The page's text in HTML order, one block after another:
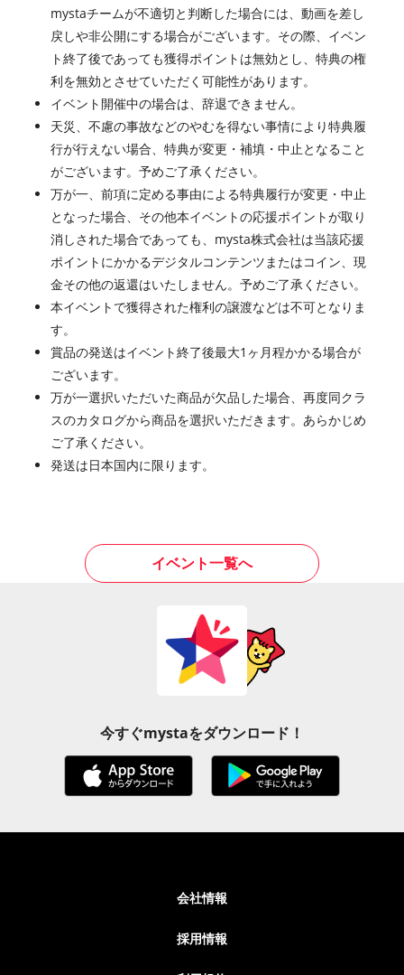
mystaチームが不適切と判断した場合には、動画を差し
戻しや非公開にする場合がございます。その際、イベン
ト終了後であっても獲得ポイントは無効とし、特典の権
利を無効とさせていただく可能性があります。
イベント開催中の場合は、辞退できません。
天災、不慮の事故などのやむを得ない事情により特典履
行が行えない場合、特典が変更・補填・中止となること
がございます。予めご了承ください。
万が一、前項に定める事由による特典履行が変更・中止
となった場合、その他本イベントの応援ポイントが取り
消しされた場合であっても、mysta株式会社は当該応援
ポイントにかかるデジタルコンテンツまたはコイン、現
金その他の返還はいたしません。予めご了承ください。
本イベントで獲得された権利の譲渡などは不可となりま
す。
賞品の発送はイベント終了後最大1ヶ月程かかる場合が
ございます。
万が一選択いただいた商品が欠品した場合、再度同クラ
スのカタログから商品を選択いただきます。あらかじめ
ご了承ください。
発送は日本国内に限ります。
イベント一覧へ
今すぐmystaをダウンロード！
会社情報
採用情報